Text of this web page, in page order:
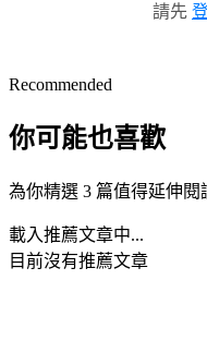
請先
Recommended
你可能也喜歡
為你精選 3 篇值得延伸閱
載入推薦文章中...
目前沒有推薦文章